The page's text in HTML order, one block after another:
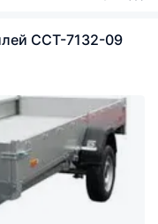
ССТ-7132-09